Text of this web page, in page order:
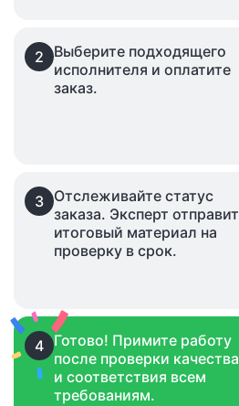
2
Выберите подходящего
исполнителя и оплатите
заказ.
3 Отслеживайте статус
заказа. Эксперт отправит
итоговый материал на
проверку в срок.
4 Готово! Примите работу
после проверки качества
и соответствия всем
требованиям.